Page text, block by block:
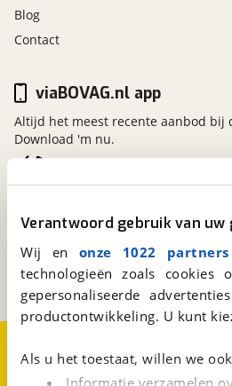
Verantwoord gebruik van uw
Wij en onze 1022 partners
technologieën zoals
gepersonaliseerde
productontwikkeling. U kunt
Als u het toestaat, willen we
Blog
Contact
Kosterijland15
3981 AJ
Bunnik
Een initiatief van
BOVAG
viaBOVAG.nl app
Altijd het meest recente aanbod bij
Download 'm nu.
CookievoorkeurenVacatures